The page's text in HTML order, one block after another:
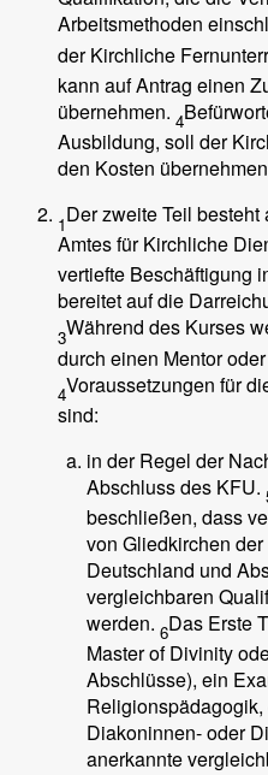
Arbeitsmethoden
der Kirchliche
kann auf Antrag einen
übernehmen. 4
Ausbildung, soll der
den Kosten
1Der zweite Teil
Amtes für Kirchliche
vertiefte Beschäftigung
bereitet auf die
3Während des Kurses
durch einen Mentor
4Voraussetzungen für
sind:
in der Regel der
Abschluss des KFU.
beschließen, dass
von Gliedkirchen
Deutschland und
vergleichbaren
werden. 6Das Erste
Master of Divinity
Abschlüsse), ein
Diakoninnen- oder
anerkannte